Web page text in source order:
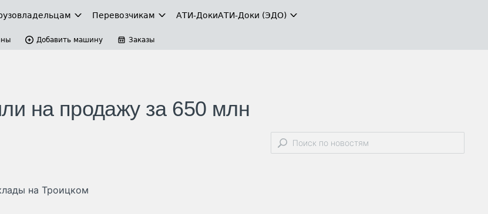
Перевозчикам АТИ-ДокиАТИ-Доки (ЭДО)
Добавить машину Заказы
на продажу за 650 млн
на Троицком